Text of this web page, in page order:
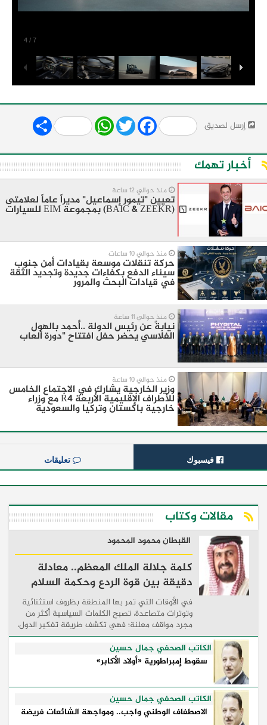
4 / 7
إرسل لصديق Share WhatsApp
Twitter Facebook
أخبار تهمك
منذ حوالي 12 ساعة
تعيين "تيمور إسماعيل" مديراً عاماً لعلامتى
(BAIC & ZEEKR) بمجموعة EIM للسيارات
منذ حوالي 10 ساعات
حركة تنقلات موسعة بقيادات أمن جنوب
سيناء الدفع بكفاءات جديدة وتجديد الثقة
في قيادات البحث والمرور
منذ حوالي 11 ساعة
نيابةً عن رئيس الدولة ..أحمد بالهول
الفلاسي يحضر حفل افتتاح "دورة ألعاب
منذ حوالي 10 ساعة
وزير الخارجية يشارك في الاجتماع الخامس
للأطراف الإقليمية الأربعة R4 مع وزراء
خارجية باكستان وتركيا والسعودية
فيسبوك تعليقات
مقالات وكتاب
القبطان محمود المحمود
كلمة جلالة الملك المعظم.. معادلة
دقيقة بين قوة الردع وحكمة السلام
في الأوقات التي تمر بها المنطقة بظروف استثنائية
وتوترات متصاعدة، تصبح الكلمات السياسية أكثر من
مجرد مواقف معلنة؛ فهي تكشف طريقة تفكير الدول،
وكيفية إدارتها للأزمات، والحدود التي تفصل بين القوة
...
الكاتب الصحفي جمال حسين
سقوط إمبراطورية «أولاد الأكابر»
الكاتب الصحفي جمال حسين
الاصطفاف الوطني واجب.. ومواجهة الشائعات فريضة